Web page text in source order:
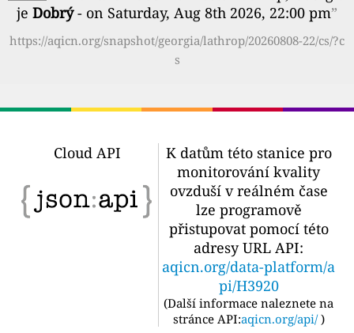
je Dobrý- on Saturday, Aug 8th 2026, 22:00 pm”
https://aqicn.org/snapshot/georgia/lathrop/20260808-22/cs/?c
s
Cloud API
K datům této stanice pro
monitorování kvality
ovzduší v reálném čase
lze programově
přistupovat pomocí této
adresy URL API:
aqicn.org/data-platform/a
pi/H3920
(Další informace naleznete na
stránce API:aqicn.org/api/ )